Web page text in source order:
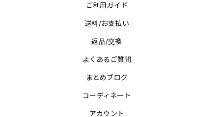
ご利用ガイド
送料/お支払い
返品/交換
よくあるご質問
まとめブログ
コーディネート
アカウント